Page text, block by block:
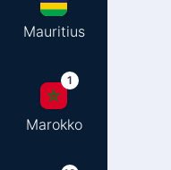
Mauritius
1
Marokko